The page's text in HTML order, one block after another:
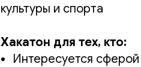
культуры и спорта
Хакатон для тех, кто:
Интересуется